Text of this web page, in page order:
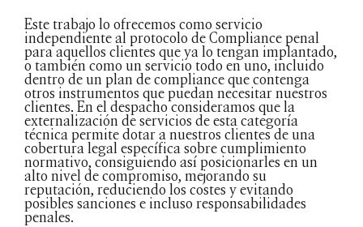
Este trabajo lo ofrecemos como servicio
independiente al protocolo de Compliance penal
para aquellos clientes que ya lo tengan implantado,
o también como un servicio todo en uno, incluido
dentro de un plan de compliance que contenga
otros instrumentos que puedan necesitar nuestros
clientes. En el despacho consideramos que la
externalización de servicios de esta categoría
técnica permite dotar a nuestros clientes de una
cobertura legal específica sobre cumplimiento
normativo, consiguiendo así posicionarles en un
alto nivel de compromiso, mejorando su
reputación, reduciendo los costes y evitando
posibles sanciones e incluso responsabilidades
penales.